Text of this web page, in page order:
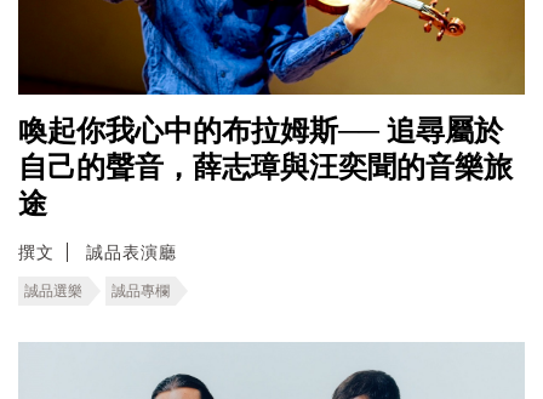
喚起你我心中的布拉姆斯── 追尋屬於
自己的聲音，薛志璋與汪奕聞的音樂旅
途
撰文 誠品表演廳
誠品選樂 誠品專欄